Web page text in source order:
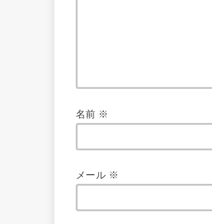
名前 ※
メール ※